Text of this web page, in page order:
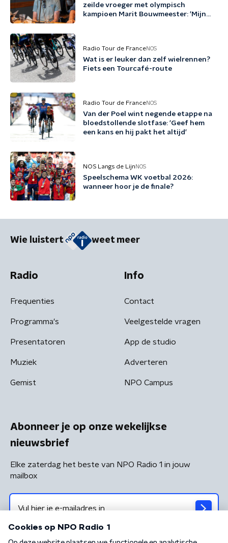
zeilde vroeger met olympisch
kampioen Marit Bouwmeester: 'Mijn
Radio Tour de FranceNOS
Wat is er leuker dan zelf wielrennen?
Fiets een Tourcafé-route
Radio Tour de FranceNOS
Van der Poel wint negende etappe na
bloedstollende slotfase: 'Geef hem
een kans en hij pakt het altijd'
NOS Langs de Lijn NOS
Speelschema WK voetbal 2026:
wanneer hoor je de finale?
Wie luistert weet meer
Radio
Frequenties
Programma's
Presentatoren
Muziek
Gemist
Info
Contact
Veelgestelde vragen
App de studio
Adverteren
NPO Campus
Abonneer je op onze wekelijkse
nieuwsbrief
Elke zaterdag het beste van NPO Radio 1 in jouw
mailbox